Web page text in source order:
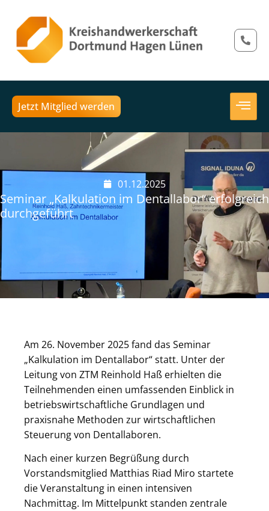
Jetzt Mitglied werden
01.12.2025
Seminar „Kalkulation im Dentallabor“ erfolgreich
durchgeführt
Am 26. November 2025 fand das Seminar
„Kalkulation im Dentallabor“ statt. Unter der
Leitung von ZTM Reinhold Haß erhielten die
Teilnehmenden einen umfassenden Einblick in
betriebswirtschaftliche Grundlagen und
praxisnahe Methoden zur wirtschaftlichen
Steuerung von Dentallaboren.
Nach einer kurzen Begrüßung durch
Vorstandsmitglied Matthias Riad Miro startete
die Veranstaltung in einen intensiven
Nachmittag. Im Mittelpunkt standen zentrale